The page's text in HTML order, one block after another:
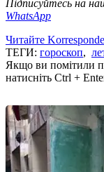
Підписуйтесь на
WhatsApp
Читайте
ТЕГИ: гороскоп,
Якщо ви помітили
натисніть Ctrl +